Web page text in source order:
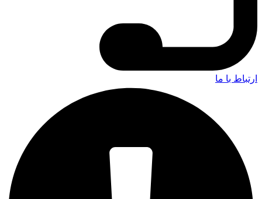
ارتباط با ما